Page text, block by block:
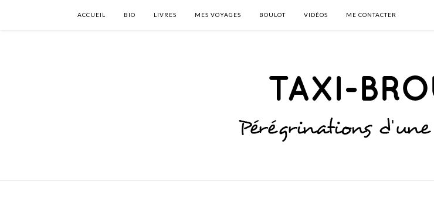
ACCUEIL BIO LIVRES MES VOYAGES BOULOT VIDÉOS ME CONTACTER